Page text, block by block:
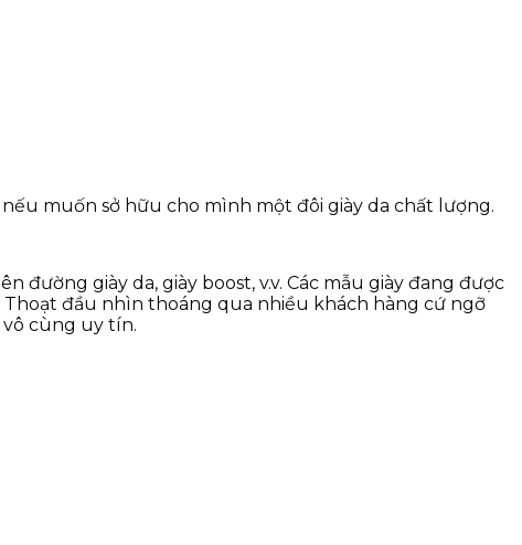
muốn sở hữu cho mình một đôi giày da chất lượng.
giày da, giày boost, v.v. Các mẫu giày đang được
Thoạt đầu nhìn thoáng qua nhiều khách hàng cứ ngỡ
vô cùng uy tín.